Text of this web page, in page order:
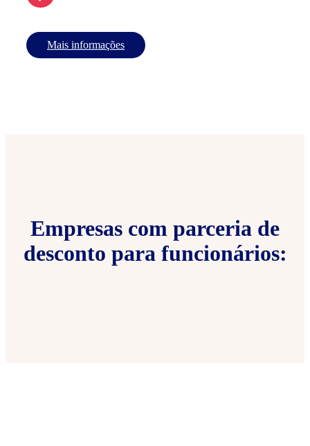
Mais informações
Empresas com parceria de
desconto para funcionários: